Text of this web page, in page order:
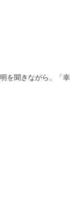
を聞きながら、「幸